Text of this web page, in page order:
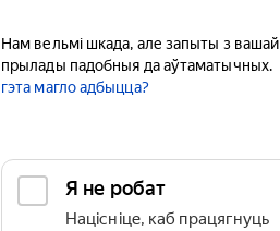
Нам вельмі шкада, але запыты з вашай
прылады падобныя да аўтаматычных.
гэта магло адбыцца?
Я не робат
Націсніце, каб працягнуць